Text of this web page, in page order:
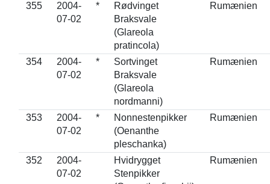
355
2004-
07-02
*
Rødvinget
Braksvale
(Glareola
pratincola)
Rumænien
354
2004-
07-02
*
Sortvinget
Braksvale
(Glareola
nordmanni)
Rumænien
353
2004-
07-02
*
Nonnestenpikker
(Oenanthe
pleschanka)
Rumænien
352
2004-
07-02
Hvidrygget
Stenpikker
Rumænien